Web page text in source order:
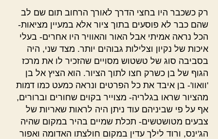
רק כשכבר היו בחצי הדרך לאורך הרחוב תום שם לב
שהם כבר לא פוסעים בתוך ציור אלא במעיין מציאות-
הכל נראה אמיתי אבל האור והאוויר היו אחרים- בעלי
איכות של נקיון וצלילות גבוהים יותר. מצד שני, היה
בסביבה סוג של טשטוש מסויים שהזכיר לו את מרכז
הגוף של בן כשרק חצו לתוך הציור. הוא הציץ אל בן
'וואוו'- בן איבד את כל הפרטים ונראה כמעט כמו דמות
מהציור שראו בגלריה- מצוייר בקוים שחורים וברורים,
אף על פי שביניהם עוד ניתן היה לראות שאריות של
צבעים מטושטשים- תכלת שמיים בהיר במקום שהיה
הג'ינס, ורוד לילך עדין במקום חולצתו האדומה ואפור